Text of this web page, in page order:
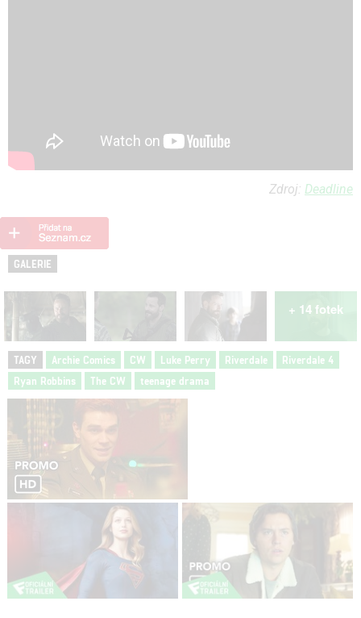
Zdroj: Deadline
GALERIE
+ 14 fotek
TAGY Archie Comics CW Luke Perry Riverdale
Riverdale 4
Ryan Robbins
The CW teenage drama